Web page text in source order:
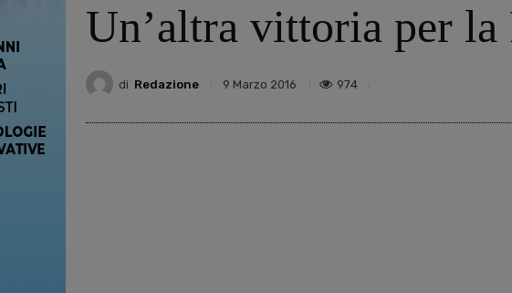
Un’altra vittoria per la
di Redazione 9 Marzo 2016 974